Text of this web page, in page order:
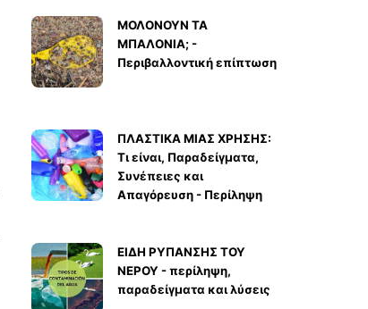
ΜΟΛΟΝΟΥΝ ΤΑ
ΜΠΑΛΟΝΙΑ; -
Περιβαλλοντική επίπτωση
ΠΛΑΣΤΙΚΑ ΜΙΑΣ ΧΡΗΣΗΣ:
Τι είναι, Παραδείγματα,
Συνέπειες και
Απαγόρευση - Περίληψη
ΕΙΔΗ ΡΥΠΑΝΣΗΣ ΤΟΥ
ΝΕΡΟΥ - περίληψη,
παραδείγματα και λύσεις